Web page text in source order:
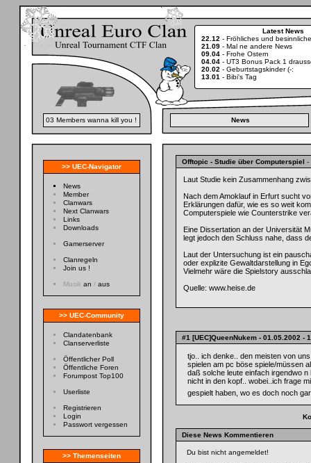
Latest News
22.12 - Fröhliches und
21.09- Mal ne andere News
09.04- Frohe Ostern
04.04- UT3 Bonus Pack 1
20.02 - Geburtstagskinder (-:
13.01 - Bibi's Tag
03 Members wanna kill you ! News
>> UEC-Navigator
News
Member
Clanwars
Next Clanwars
Links
Downloads
Gamerserver
Clanregeln
Join us !
Musik an / aus
>> UEC-Community
Clandatenbank
Clanserverliste
Öffentlicher Poll
Öffentliche Foren
Forumpost Top100
Userliste
Registrieren
Login
Passwort vergessen
>> Themenseiten
Offtopic - Studie über Computerspiel -
Laut Studie kein Zusammenhang
Nach dem Amoklauf in Erfurt sucht
Erklärungen dafür, wie es so weit
Computerspiele wie Counterstrike
Eine Dissertation an der Universität
legt jedoch den Schluss nahe, dass
Laut der Untersuchung ist ein
oder explizite Gewaltdarstellung in
Vielmehr wäre die Spielstory
Quelle: www.heise.de
#1 [UEC]QueenNukem - 01.05.2002 -
tjo.. ich denke.. den meisten von
spielen am pc böse spiele/müssen
daß solche leute einfach irgendwo
nicht in den kopf.. wobei..ich frage
gespielt haben, wo es doch noch
Diese News Kommentieren
Du bist nicht angemeldet!